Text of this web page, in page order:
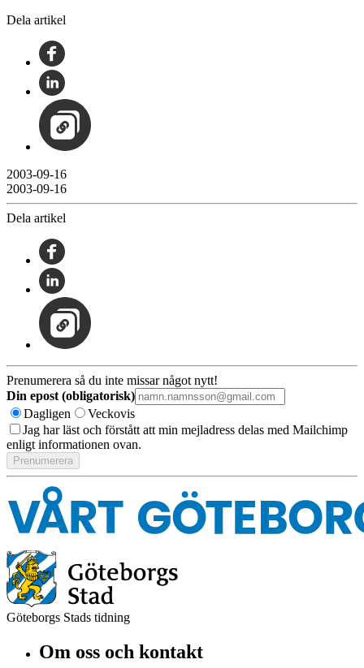
Dela artikel
2003-09-16
2003-09-16
Dela artikel
Prenumerera så du inte missar något nytt!
Din epost (obligatorisk)
Dagligen
Veckovis
Jag har läst och förstått att min mejladress delas med Mailchimp
enligt informationen ovan.
Göteborgs Stads tidning
Om oss och kontakt